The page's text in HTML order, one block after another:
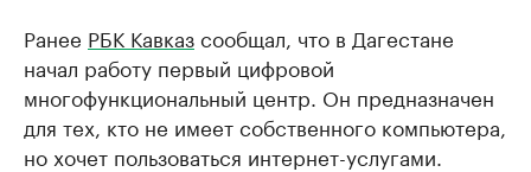
Ранее РБК Кавказсообщал, что в Дагестане
начал работу первый цифровой
многофункциональный центр. Он предназначен
для тех, кто не имеет собственного компьютера,
но хочет пользоваться интернет-услугами.